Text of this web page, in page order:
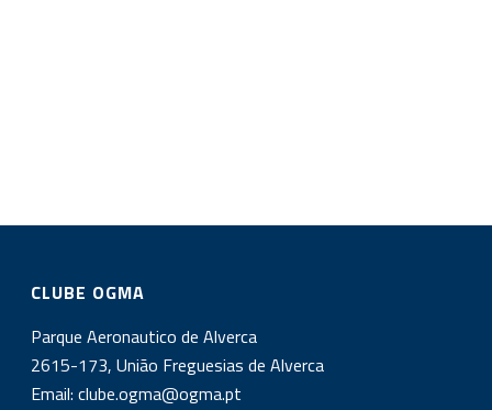
CLUBE OGMA
Parque Aeronautico de Alverca
2615-173, União Freguesias de Alverca
Email:clube.ogma@ogma.pt